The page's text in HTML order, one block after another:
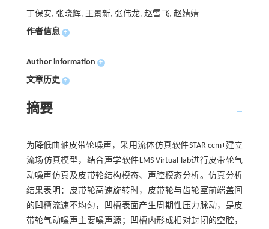
丁保安, 张晓辉, 王景新, 张伟龙, 赵雪飞, 赵婧婧
作者信息 +
Author information +
文章历史 +
摘要
为降低曲轴皮带轮噪声，采用流体仿真软件STAR ccm+建立
流场仿真模型，结合声学软件LMS Virtual lab进行皮带轮气
动噪声仿真及皮带轮结构模态、声腔模态分析。仿真分析
结果表明：皮带轮高速旋转时，皮带轮与齿轮室前端盖间
的凹槽流速不均匀，凹槽表面产生周期性压力脉动，是皮
带轮气动噪声主要噪声源；凹槽内形成相对封闭的空腔，